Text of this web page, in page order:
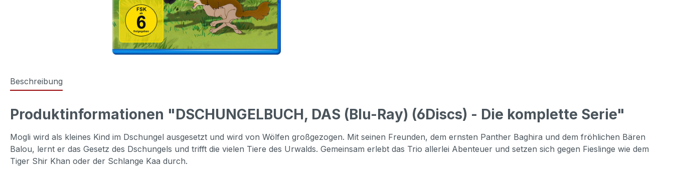
Beschreibung
Produktinformationen "DSCHUNGELBUCH, DAS (Blu-Ray) (6Discs) - Die komplette Serie"
Mogli wird als kleines Kind im Dschungel ausgesetzt und wird von Wölfen großgezogen. Mit seinen Freunden, dem ernsten Panther Baghira und dem fröhlichen Bären
Balou, lernt er das Gesetz des Dschungels und trifft die vielen Tiere des Urwalds. Gemeinsam erlebt das Trio allerlei Abenteuer und setzen sich gegen Fieslinge wie dem
Tiger Shir Khan oder der Schlange Kaa durch.